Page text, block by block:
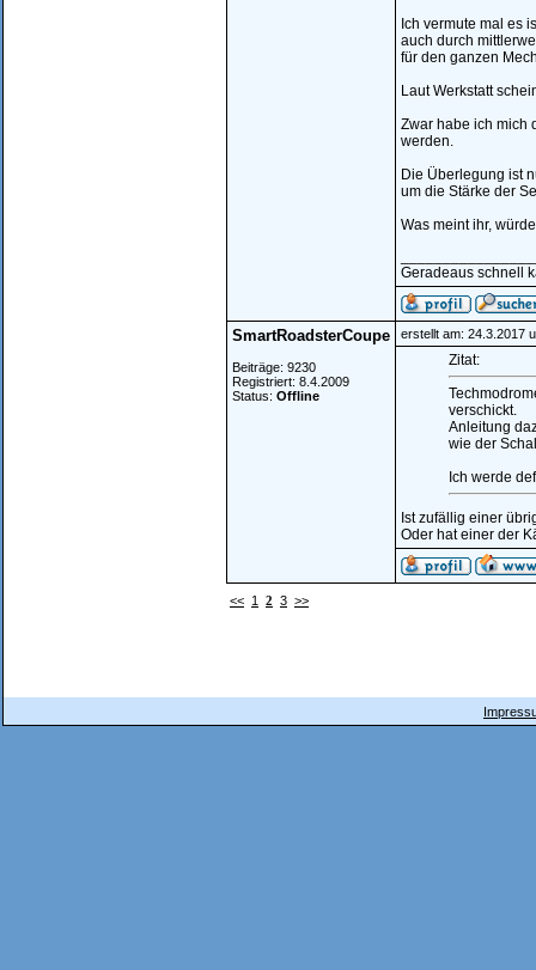
Ich vermute mal es
auch durch
für den ganzen
Laut Werkstatt
Zwar habe ich mich
werden.
Die Überlegung ist
um die Stärke der
Was meint ihr,
Geradeaus schnell
SmartRoadsterCoupe
Beiträge: 9230
Registriert: 8.4.2009
Status: Offline
erstellt am: 24.3.2017
Zitat:
verschickt.
Anleitung
wie der
Ich werde
Ist zufällig einer
Oder hat einer der
<< 1 2 3 >>